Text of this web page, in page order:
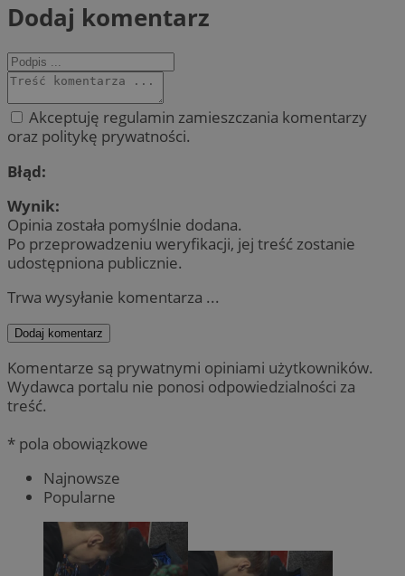
Dodaj komentarz
Akceptuję regulamin zamieszczania komentarzy
oraz politykę prywatności.
Błąd:
Wynik:
Opinia została pomyślnie dodana.
Po przeprowadzeniu weryfikacji, jej treść zostanie
udostępniona publicznie.
Trwa wysyłanie komentarza ...
Dodaj komentarz
Komentarze są prywatnymi opiniami użytkowników.
Wydawca portalu nie ponosi odpowiedzialności za
treść.
* pola obowiązkowe
Najnowsze
Popularne